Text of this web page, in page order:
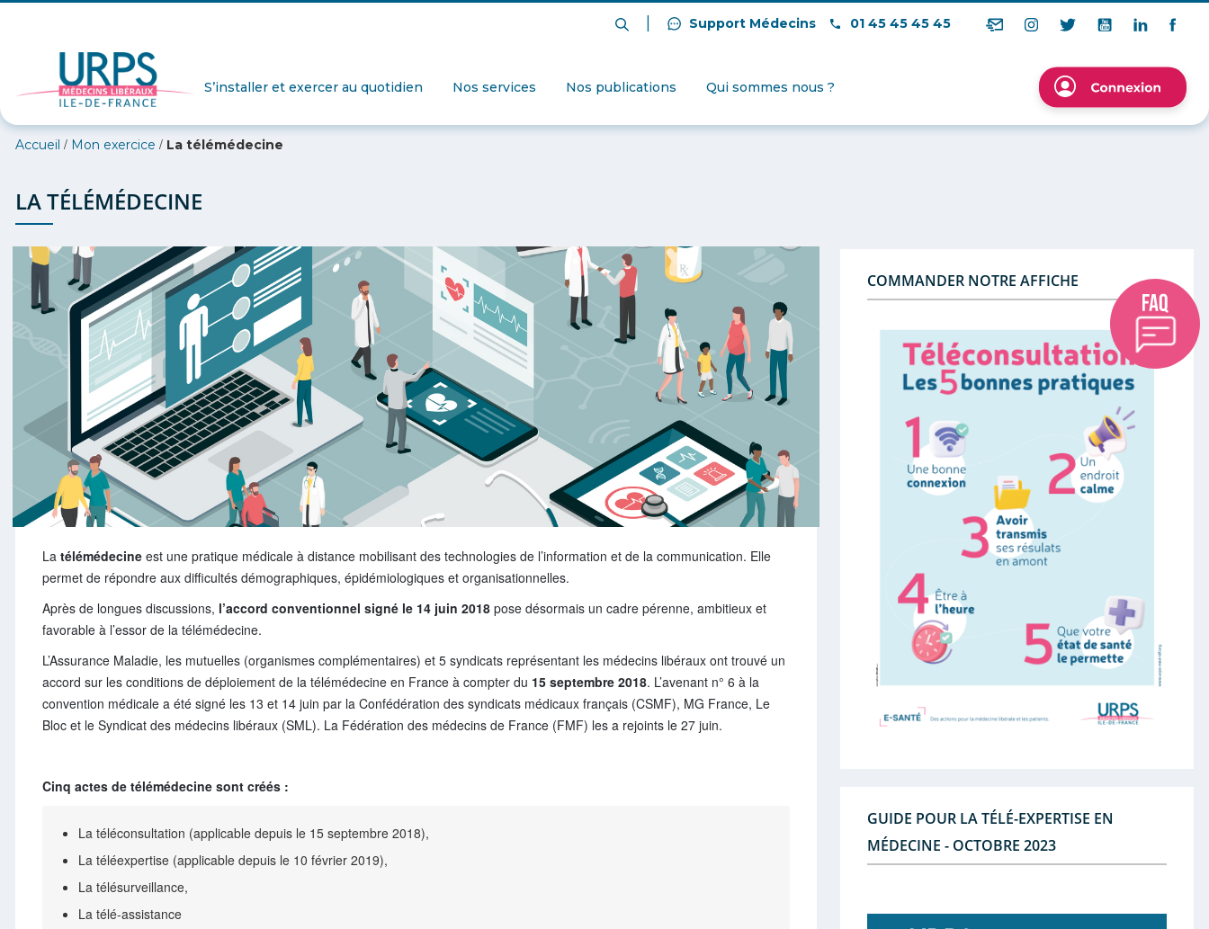
Support Médecins 01 45 45 45 45
S’installer et exercer au quotidien Nos services Nos publications Qui sommes nous ?
Accueil / Mon exercice / La télémédecine
LA TÉLÉMÉDECINE
La télémédecine est une pratique médicale à distance mobilisant des technologies de l’information et de la communication. Elle
permet de répondre aux difficultés démographiques, épidémiologiques et organisationnelles.
Après de longues discussions, l’accord conventionnel signé le 14 juin 2018 pose désormais un cadre pérenne, ambitieux et
favorable à l’essor de la télémédecine.
L’Assurance Maladie, les mutuelles (organismes complémentaires) et 5 syndicats représentant les médecins libéraux ont trouvé un
accord sur les conditions de déploiement de la télémédecine en France à compter du 15 septembre 2018. L’avenant n° 6 à la
convention médicale a été signé les 13 et 14 juin par la Confédération des syndicats médicaux français (CSMF), MG France, Le
Bloc et le Syndicat des médecins libéraux (SML). La Fédération des médecins de France (FMF) les a rejoints le 27 juin.
Cinq actes de télémédecine sont créés :
La téléconsultation (applicable depuis le 15 septembre 2018),
La téléexpertise (applicable depuis le 10 février 2019),
La télésurveillance,
La télé-assistance
COMMANDER NOTRE AFFICHE
GUIDE POUR LA TÉLÉ-EXPERTISE EN
MÉDECINE - OCTOBRE 2023